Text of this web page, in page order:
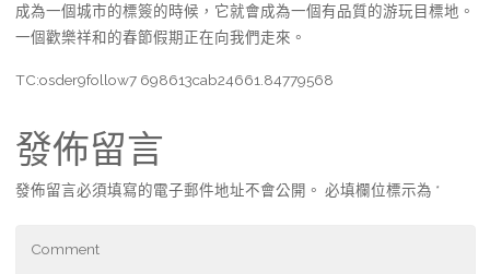
成為一個城市的標簽的時候，它就會成為一個有品質的游玩目標地。
一個歡樂祥和的春節假期正在向我們走來。
TC:osder9follow7 698613cab24661.84779568
發佈留言
發佈留言必須填寫的電子郵件地址不會公開。 必填欄位標示為 *